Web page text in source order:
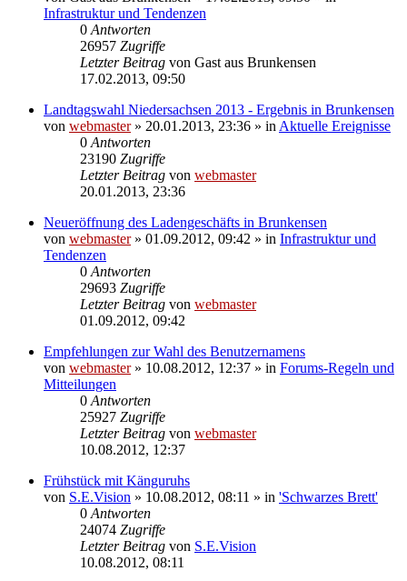
Infrastruktur und Tendenzen
0 Antworten
26957 Zugriffe
Letzter Beitrag von Gast aus Brunkensen
17.02.2013, 09:50
Landtagswahl Niedersachsen 2013 - Ergebnis in Brunkensen
von webmaster» 20.01.2013, 23:36 » in Aktuelle Ereignisse
0 Antworten
23190 Zugriffe
Letzter Beitrag von webmaster
20.01.2013, 23:36
Neueröffnung des Ladengeschäfts in Brunkensen
von webmaster» 01.09.2012, 09:42 » in Infrastruktur und
Tendenzen
0 Antworten
29693 Zugriffe
Letzter Beitrag von webmaster
01.09.2012, 09:42
Empfehlungen zur Wahl des Benutzernamens
von webmaster» 10.08.2012, 12:37 » in Forums-Regeln und
Mitteilungen
0 Antworten
25927 Zugriffe
Letzter Beitrag von webmaster
10.08.2012, 12:37
Frühstück mit Känguruhs
von S.E.Vision » 10.08.2012, 08:11 » in 'Schwarzes Brett'
0 Antworten
24074 Zugriffe
Letzter Beitrag von S.E.Vision
10.08.2012, 08:11